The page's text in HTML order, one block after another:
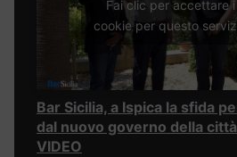
Fai clic per accettare i
cookie per questo
Bar Sicilia, a Ispica la sfida
dal nuovo governo della città
VIDEO